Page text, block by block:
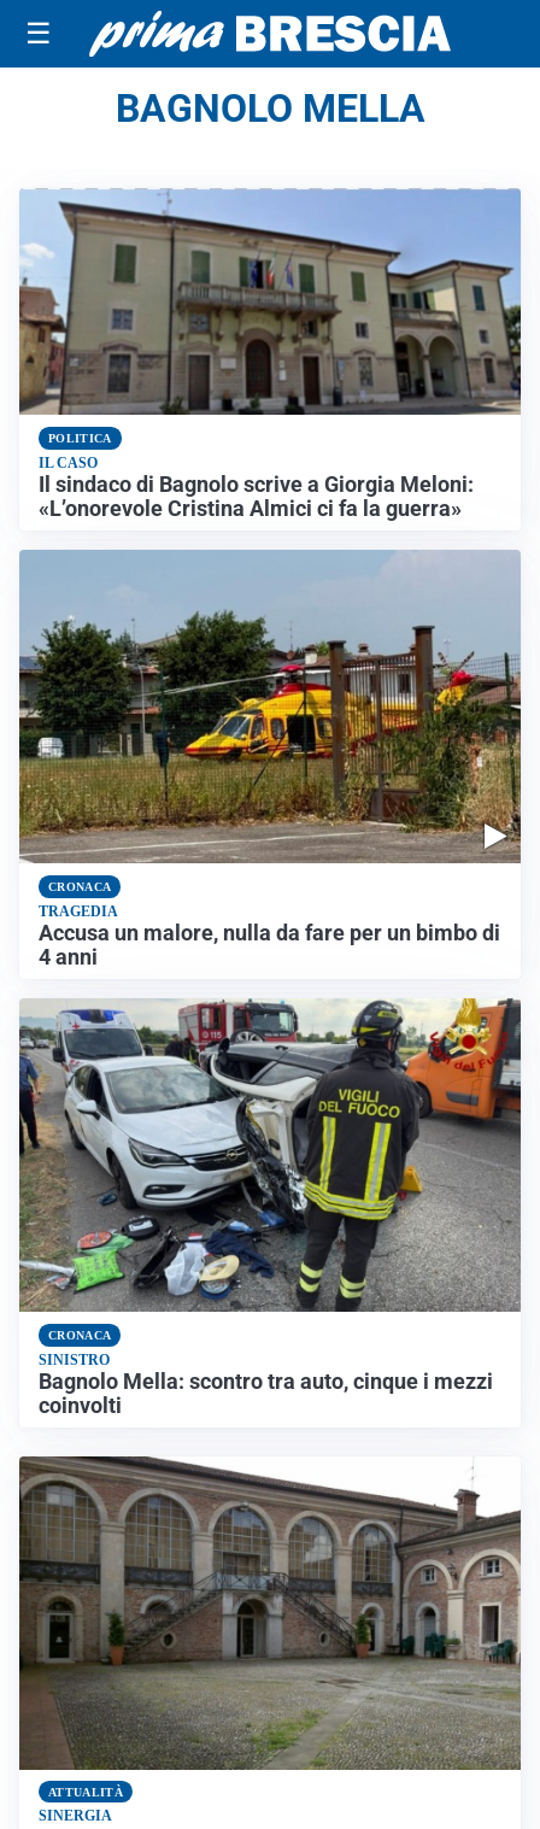
☰
BAGNOLO MELLA
POLITICA
IL CASO
Il sindaco di Bagnolo scrive a Giorgia Meloni:
«L’onorevole Cristina Almici ci fa la guerra»
CRONACA
TRAGEDIA
Accusa un malore, nulla da fare per un bimbo di
4 anni
CRONACA
SINISTRO
Bagnolo Mella: scontro tra auto, cinque i mezzi
coinvolti
ATTUALITÀ
SINERGIA